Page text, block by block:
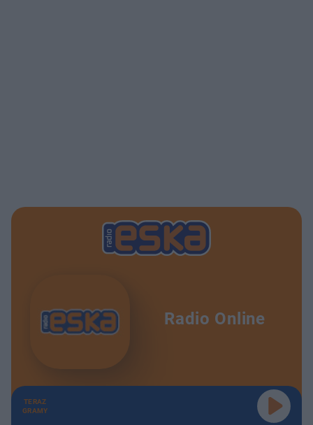
Radio Online
TERAZ
GRAMY